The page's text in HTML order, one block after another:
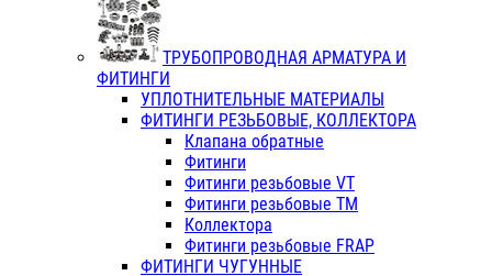
ТРУБОПРОВОДНАЯ АРМАТУРА И
ФИТИНГИ
УПЛОТНИТЕЛЬНЫЕ МАТЕРИАЛЫ
ФИТИНГИ РЕЗЬБОВЫЕ, КОЛЛЕКТОРА
Клапана обратные
Фитинги
Фитинги резьбовые VT
Фитинги резьбовые ТМ
Коллектора
Фитинги резьбовые FRAP
ФИТИНГИ ЧУГУННЫЕ